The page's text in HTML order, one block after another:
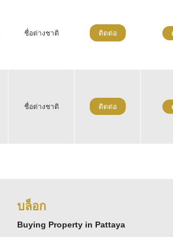
ชื่อต่างชาติ ติดต่อ
ชื่อต่างชาติ ติดต่อ
บล็อก
Buying Property in Pattaya